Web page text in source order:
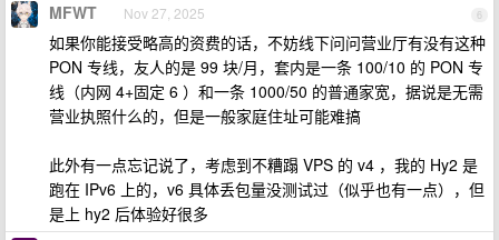
6
MFWT Nov 27, 2025
如果你能接受略高的资费的话，不妨线下问问营业厅有没有这种
PON 专线，友人的是 99 块/月，套内是一条 100/10 的 PON 专
线（内网 4+固定 6 ）和一条 1000/50 的普通家宽，据说是无需
营业执照什么的，但是一般家庭住址可能难搞
此外有一点忘记说了，考虑到不糟蹋 VPS 的 v4 ，我的 Hy2 是
跑在 IPv6 上的，v6 具体丢包量没测试过（似乎也有一点），但
是上 hy2 后体验好很多